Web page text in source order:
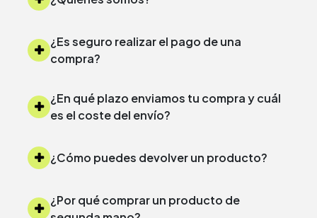
¿Es seguro realizar el pago de una
compra?
¿En qué plazo enviamos tu compra y cuál
es el coste del envío?
¿Cómo puedes devolver un producto?
¿Por qué comprar un producto de